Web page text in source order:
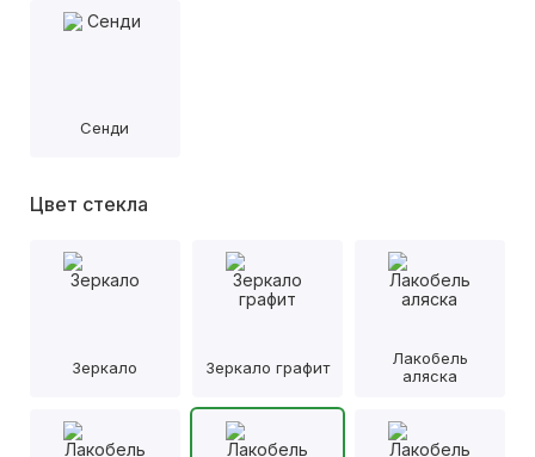
Сенди
Цвет стекла
Зеркало Зеркало графит
Лакобель
аляска